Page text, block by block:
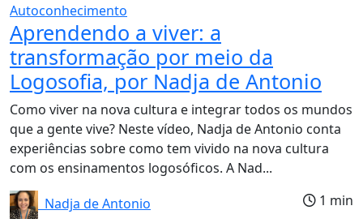
Autoconhecimento
Aprendendo a viver: a
transformação por meio da
Logosofia, por Nadja de Antonio
Como viver na nova cultura e integrar todos os mundos
que a gente vive? Neste vídeo, Nadja de Antonio conta
experiências sobre como tem vivido na nova cultura
com os ensinamentos logosóficos. A Nad...
Nadja de Antonio
1 min